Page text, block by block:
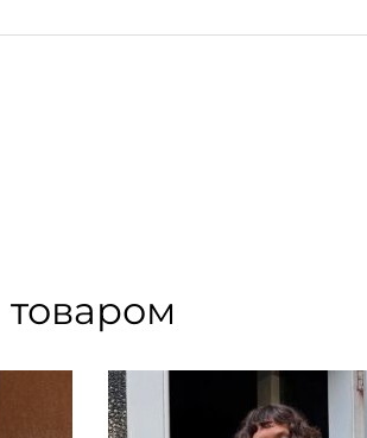
товаром